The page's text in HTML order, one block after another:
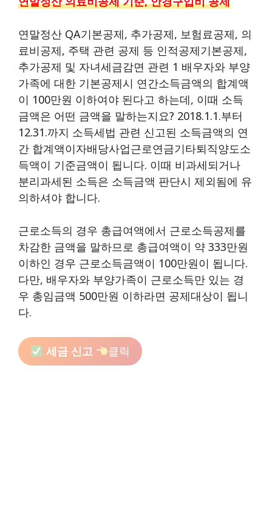
연말정산 QA기본공제, 추가공제, 보험료공제, 의
료비공제, 주택 관련 공제 등 인적공제기본공제,
추가공제 및 자녀세금감면 관련 1 배우자와 부양
가족에 대한 기본공제시 연간소득금액의 합계액
이 100만원 이하여야 된다고 하는데, 이때 소득
금액은 어떤 금액을 말하는지요? 2018.1.1.부터
12.31.까지 소득세법 관련 신고된 소득금액의 연
간 합계액이자배당사업근로연금기타퇴직양도소
득액이 기준금액이 됩니다. 이때 비과세되거나
분리과세된 소득은 소득금액 판단시 제외됨에 유
의하셔야 합니다.
근로소득의 경우 총급여액에서 근로소득공제를
차감한 금액을 말하므로 총급여액이 약 333만원
이하인 경우 근로소득금액이 100만원이 됩니다.
다만, 배우자와 부양가족이 근로소득만 있는 경
우 총임금액 500만원 이하라면 공제대상이 됩니
다.
세금 신고 클릭